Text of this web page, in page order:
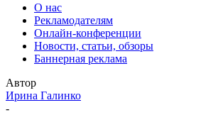
О нас
Рекламодателям
Онлайн-конференции
Новости, статьи, обзоры
Баннерная реклама
Автор
Ирина Галинко
-